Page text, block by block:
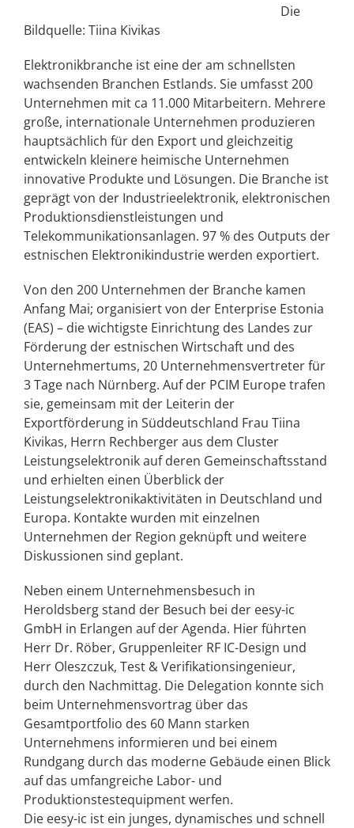
Bildquelle: Tiina Kivikas
Die
Elektronikbranche ist eine der am schnellsten
wachsenden Branchen Estlands. Sie umfasst 200
Unternehmen mit ca 11.000 Mitarbeitern. Mehrere
große, internationale Unternehmen produzieren
hauptsächlich für den Export und gleichzeitig
entwickeln kleinere heimische Unternehmen
innovative Produkte und Lösungen. Die Branche ist
geprägt von der Industrieelektronik, elektronischen
Produktionsdienstleistungen und
Telekommunikationsanlagen. 97 % des Outputs der
estnischen Elektronikindustrie werden exportiert.
Von den 200 Unternehmen der Branche kamen
Anfang Mai; organisiert von der Enterprise Estonia
(EAS) – die wichtigste Einrichtung des Landes zur
Förderung der estnischen Wirtschaft und des
Unternehmertums, 20 Unternehmensvertreter für
3 Tage nach Nürnberg. Auf der PCIM Europe trafen
sie, gemeinsam mit der Leiterin der
Exportförderung in Süddeutschland Frau Tiina
Kivikas, Herrn Rechberger aus dem Cluster
Leistungselektronik auf deren Gemeinschaftsstand
und erhielten einen Überblick der
Leistungselektronikaktivitäten in Deutschland und
Europa. Kontakte wurden mit einzelnen
Unternehmen der Region geknüpft und weitere
Diskussionen sind geplant.
Neben einem Unternehmensbesuch in
Heroldsberg stand der Besuch bei der eesy-ic
GmbH in Erlangen auf der Agenda. Hier führten
Herr Dr. Röber, Gruppenleiter RF IC-Design und
Herr Oleszczuk, Test & Verifikationsingenieur,
durch den Nachmittag. Die Delegation konnte sich
beim Unternehmensvortrag über das
Gesamtportfolio des 60 Mann starken
Unternehmens informieren und bei einem
Rundgang durch das moderne Gebäude einen Blick
auf das umfangreiche Labor- und
Produktionstestequipment werfen.
Die eesy-ic ist ein junges, dynamisches und schnell